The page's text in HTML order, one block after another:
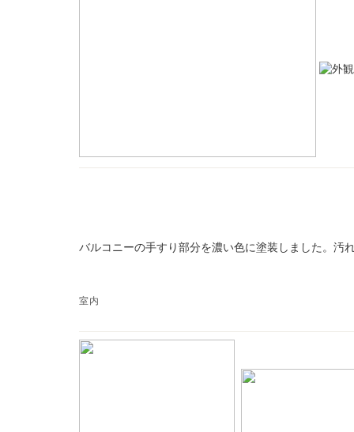
バルコニーの手すり部分を濃い色に塗装しました。汚
室内